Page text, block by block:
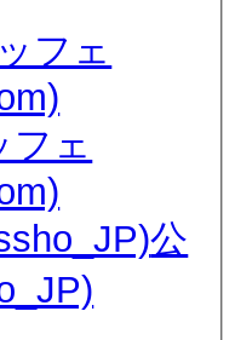
フェ
公